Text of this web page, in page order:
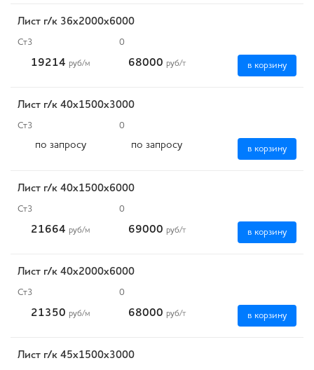
Лист г/к 36х2000х6000
Ст3 0
19214 руб/м 68000 руб/т в корзину
Лист г/к 40х1500х3000
Ст3 0
по запросу по запросу в корзину
Лист г/к 40х1500х6000
Ст3 0
21664 руб/м 69000 руб/т в корзину
Лист г/к 40х2000х6000
Ст3 0
21350 руб/м 68000 руб/т в корзину
Лист г/к 45х1500х3000